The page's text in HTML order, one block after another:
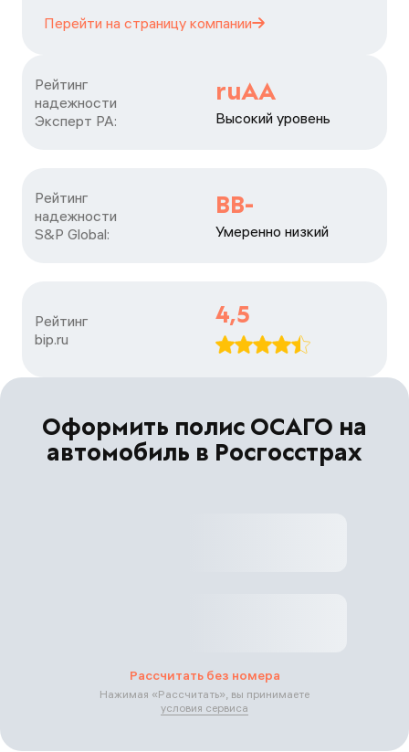
Перейти на страницу компании
Рейтинг
надежности
Эксперт РА:
ruAA
Высокий уровень
Рейтинг
надежности
S&P Global:
BB-
Умеренно низкий
Рейтинг
bip.ru
4,5
Оформить полис ОСАГО на
автомобиль в Росгосстрах
Рассчитать без номера
Нажимая «Рассчитать», вы принимаете
условия сервиса